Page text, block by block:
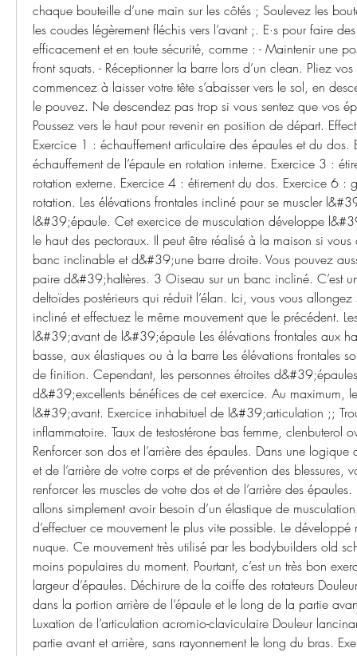
chaque bouteille d’une main sur les côtés ; Soulevez les
les coudes légèrement fléchis vers l’avant ;. E·s pour faire
efficacement et en toute sécurité, comme : - Maintenir une
front squats. - Réceptionner la barre lors d’un clean. Pliez
commencez à laisser votre tête s’abaisser vers le sol, en
le pouvez. Ne descendez pas trop si vous sentez que vos
Poussez vers le haut pour revenir en position de départ.
Exercice 1 : échauffement articulaire des épaules et du dos.
échauffement de l’épaule en rotation interne. Exercice 3 :
rotation externe. Exercice 4 : étirement du dos. Exercice 6 :
rotation. Les élévations frontales incliné pour se muscler
l&#39;épaule. Cet exercice de musculation développe
le haut des pectoraux. Il peut être réalisé à la maison si
banc inclinable et d&#39;une barre droite. Vous pouvez
paire d&#39;haltères. 3 Oiseau sur un banc incliné. C’est
deltoïdes postérieurs qui réduit l’élan. Ici, vous vous
incliné et effectuez le même mouvement que le précédent.
l&#39;avant de l&#39;épaule Les élévations frontales aux
basse, aux élastiques ou à la barre Les élévations frontales
de finition. Cependant, les personnes étroites
d&#39;excellents bénéfices de cet exercice. Au maximum,
l&#39;avant. Exercice inhabituel de l&#39;articulation ;;
inflammatoire. Taux de testostérone bas femme, clenbuterol
Renforcer son dos et l’arrière des épaules. Dans une logique
et de l’arrière de votre corps et de prévention des blessures,
renforcer les muscles de votre dos et de l’arrière des
allons simplement avoir besoin d’un élastique de
d’effectuer ce mouvement le plus vite possible. Le
nuque. Ce mouvement très utilisé par les bodybuilders old
moins populaires du moment. Pourtant, c’est un très bon
largeur d’épaules. Déchirure de la coiffe des rotateurs
dans la portion arrière de l’épaule et le long de la partie
Luxation de l’articulation acromio-claviculaire Douleur
partie avant et arrière, sans rayonnement le long du bras.